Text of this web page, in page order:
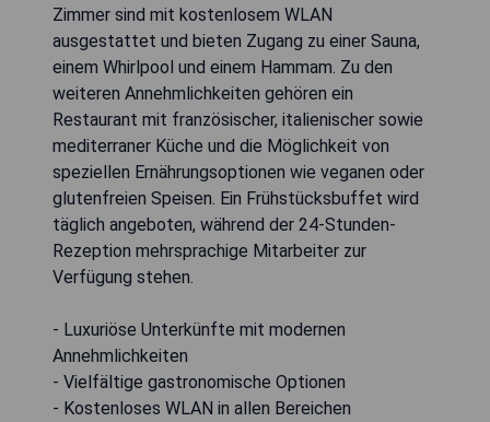
Zimmer sind mit kostenlosem WLAN
ausgestattet und bieten Zugang zu einer Sauna,
einem Whirlpool und einem Hammam. Zu den
weiteren Annehmlichkeiten gehören ein
Restaurant mit französischer, italienischer sowie
mediterraner Küche und die Möglichkeit von
speziellen Ernährungsoptionen wie veganen oder
glutenfreien Speisen. Ein Frühstücksbuffet wird
täglich angeboten, während der 24-Stunden-
Rezeption mehrsprachige Mitarbeiter zur
Verfügung stehen.
- Luxuriöse Unterkünfte mit modernen
Annehmlichkeiten
- Vielfältige gastronomische Optionen
- Kostenloses WLAN in allen Bereichen